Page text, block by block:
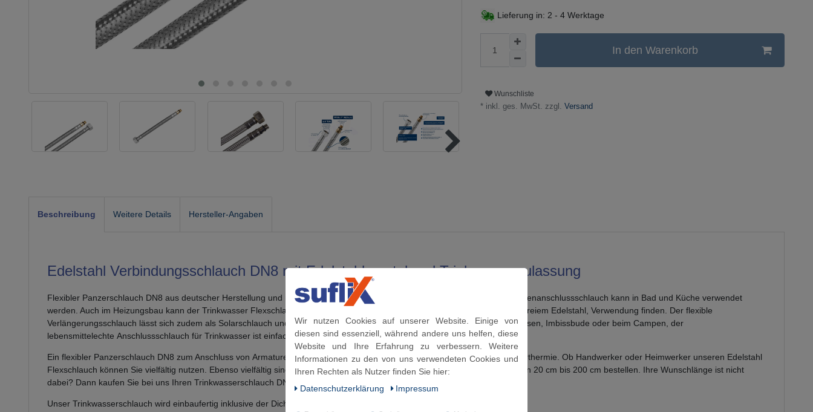
Lieferung in: 2 - 4 Werktage
In den Warenkorb
Wunschliste
* inkl. ges. MwSt. zzgl. Versand
Beschreibung Weitere Details Hersteller-Angaben
Edelstahl Verbindungsschlauch DN8 mit Edelstahlmantel und Trinkwasserzulassung
Flexibler Panzerschlauch DN8 aus deutscher Herstellung und mit Trinkwasserzulassung nach KTW-A und W270. Der Armaturenanschlussschlauch kann in Bad und Küche verwendet
werden. Auch im Heizungsbau kann der Trinkwasser Flexschlauch 3/8" ÜM x M 10 x 1 AG kurz, dank seinem Mantel aus rostfreiem Edelstahl, Verwendung finden. Der flexible
Verlängerungsschlauch lässt sich zudem als Solarschlauch und Panzerschlauch für die Lebensmittelindustrie nutzen. Ob Messen, Imbissbude oder beim Campen, der
lebensmittelechte Anschlussschlauch für Trinkwasser ist einfach montiert und lange haltbar.
Ein flexibler Panzerschlauch DN8 zum Anschluss von Armaturen an das Eckventil oder ein Verbindungsschlauch für Ihre Solarthermie. Ob Handwerker oder Heimwerker unseren Edelstahl
Flexschlauch können Sie vielfältig nutzen. Ebenso vielfältig sind unsere Längen, denn Sie können den Lebensmittelschlauch in 20 cm bis 200 cm bestellen. Ihre Wunschlänge ist nicht
dabei? Dann kaufen Sie bei uns Ihren Trinkwasserschlauch DN8 als Sonderanfertigung.
Unser Trinkwasserschlauch wird einbaufertig inklusive der Dichtungen geliefert!
Wir nutzen Cookies auf unserer Website. Einige von
diesen sind essenziell, während andere uns helfen, diese
Website und Ihre Erfahrung zu verbessern. Weitere
Informationen zu den von uns verwendeten Cookies und
Ihren Rechten als Nutzer finden Sie hier:
Daten­schutz­erklärung
Impressum